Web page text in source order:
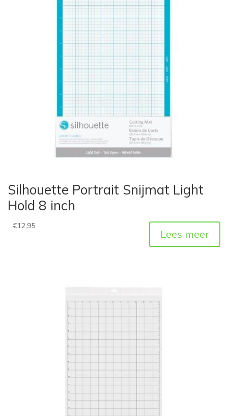
Silhouette Portrait Snijmat Light
Hold 8 inch
€12,95
Lees meer